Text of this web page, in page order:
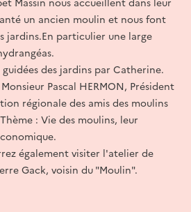
un ancien moulin et nous font
jardins.En particulier une large
des jardins par Catherine.
Pascal HERMON, Président
régionale des amis des moulins
: Vie des moulins, leur
également visiter l'atelier de
Gack, voisin du "Moulin".